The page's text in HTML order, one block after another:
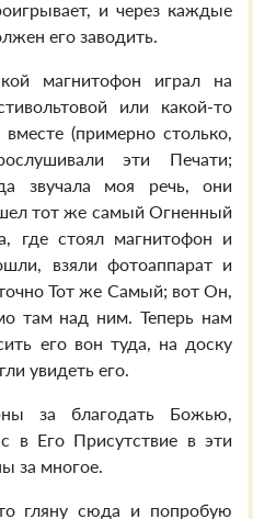
и через каждые
его заводить.
магнитофон играл на
или какой-то
(примерно столько,
эти Печати;
звучала моя речь, они
тот же самый Огненный
где стоял магнитофон и
взяли фотоаппарат и
Тот же Самый; вот Он,
там над ним. Теперь нам
его вон туда, на доску
увидеть его.
за благодать Божью,
в Его Присутствие в эти
за многое.
гляну сюда и попробую